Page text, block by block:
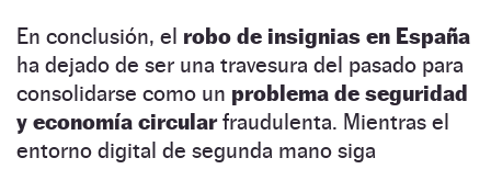
En conclusión, el robo de insignias en España
ha dejado de ser una travesura del pasado para
consolidarse como un problema de seguridad
y economía circularfraudulenta. Mientras el
entorno digital de segunda mano siga